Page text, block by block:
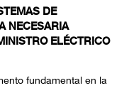
DE
NECESARIA
ELÉCTRICO
fundamental en la